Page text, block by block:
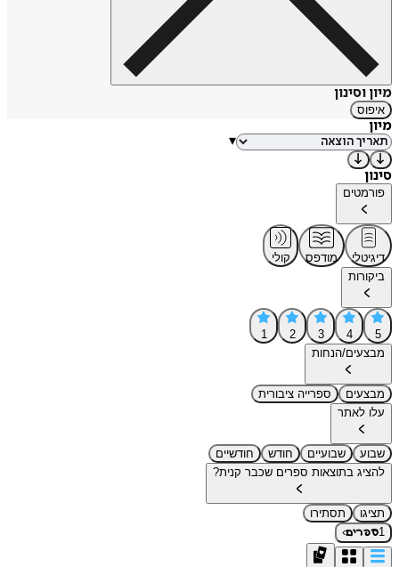
מיון וסינון
איפוס
מיון
▾
סינון
פורמטים
דיגיטלי מודפס
קולי
ביקורות
5
4
3
2
1
מבצעים/הנחות
מבצעים
ספרייה ציבורית
עלו לאתר
שבוע שבועיים חודש
חודשיים
להציג בתוצאות ספרים שכבר קנית?
תציגו
תסתירו
1ספרים›